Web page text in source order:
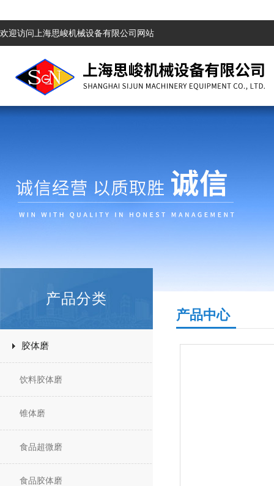
欢迎访问上海思峻机械设备有限公司网站
产品分类
胶体磨
饮料胶体磨
锥体磨
食品超微磨
食品胶体磨
产品中心